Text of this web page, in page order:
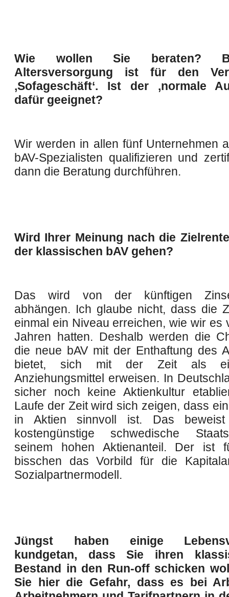
Wie wollen Sie beraten?
Altersversorgung ist für den
‚Sofageschäft‘. Ist der ,normale
dafür geeignet?
Wir werden in allen fünf Unternehmen
bAV-Spezialisten qualifizieren und
dann die Beratung durchführen.
Wird Ihrer Meinung nach die
der klassischen bAV gehen?
Das wird von der künftigen
abhängen. Ich glaube nicht, dass die
einmal ein Niveau erreichen, wie wir es
Jahren hatten. Deshalb werden die
die neue bAV mit der Enthaftung des
bietet, sich mit der Zeit als
Anziehungsmittel erweisen. In
sicher noch keine Aktienkultur
Laufe der Zeit wird sich zeigen, dass
in Aktien sinnvoll ist. Das
kostengünstige schwedische
seinem hohen Aktienanteil. Der ist
bisschen das Vorbild für die
Sozialpartnermodell.
Jüngst haben einige
kundgetan, dass Sie ihren
Bestand in den Run-off schicken
Sie hier die Gefahr, dass es bei